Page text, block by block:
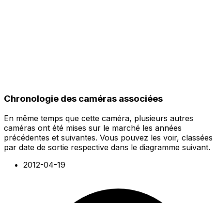
Chronologie des caméras associées
En même temps que cette caméra, plusieurs autres
caméras ont été mises sur le marché les années
précédentes et suivantes. Vous pouvez les voir, classées
par date de sortie respective dans le diagramme suivant.
2012-04-19